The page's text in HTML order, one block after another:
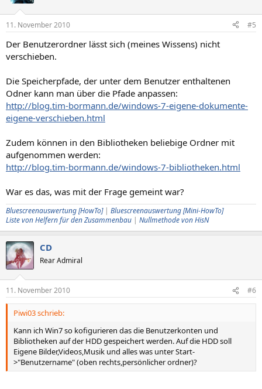
11. November 2010 #5
Der Benutzerordner lässt sich (meines Wissens) nicht
verschieben.
Die Speicherpfade, der unter dem Benutzer enthaltenen
Odner kann man über die Pfade anpassen:
http://blog.tim-bormann.de/windows-7-eigene-dokumente-
eigene-verschieben.html
Zudem können in den Bibliotheken beliebige Ordner mit
aufgenommen werden:
http://blog.tim-bormann.de/windows-7-bibliotheken.html
War es das, was mit der Frage gemeint war?
Bluescreenauswertung [HowTo]| Bluescreenauswertung [Mini-HowTo]
Liste von Helfern für den Zusammenbau | Nullmethode von HisN
CD
Rear Admiral
11. November 2010 #6
Piwi03 schrieb:
Kann ich Win7 so kofigurieren das die Benutzerkonten und
Bibliotheken auf der HDD gespeichert werden. Auf die HDD soll
Eigene Bilder,Videos,Musik und alles was unter Start-
>"Benutzername" (oben rechts,persönlicher ordner)?